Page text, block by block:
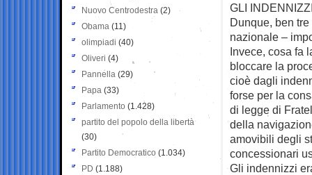
GLI
Dunque, ben
nazionale –
Invece, cosa fa
bloccare la
cioè dagli
forse per la
di legge di
della
amovibili degli
concessionari
Gli indennizzi
Nuovo Centrodestra (2)
Obama (11)
olimpiadi (40)
Oliveri (4)
Pannella (29)
Papa (33)
Parlamento (1.428)
partito del popolo della libertà
(30)
Partito Democratico (1.034)
PD (1.188)